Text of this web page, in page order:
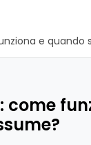
e quando
come